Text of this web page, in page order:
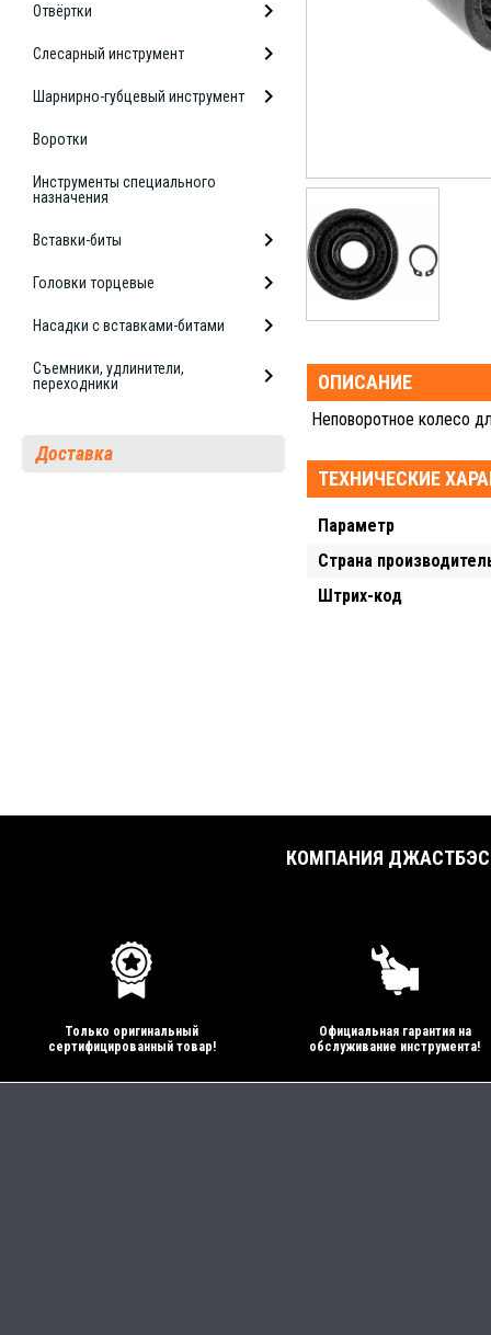
Отвёртки
Слесарный инструмент
Шарнирно-губцевый инструмент
Воротки
Инструменты специального
назначения
Вставки-биты
Головки торцевые
Насадки с вставками-битами
Съемники, удлинители,
переходники
Доставка
ОПИСАНИЕ
Неповоротное колесо
ТЕХНИЧЕСКИЕ
Параметр
Страна
Штрих-код
КОМПАНИЯ
Только оригинальный
сертифицированный товар!
Официальная гарантия на
обслуживание инструмента!